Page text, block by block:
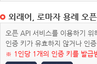
외래어, 로마자 용례 오
오픈 API 서비스를 이용하기
인증 키가 유효하지 않거나 인
※ 1인당 1개의 인증 키를 발급